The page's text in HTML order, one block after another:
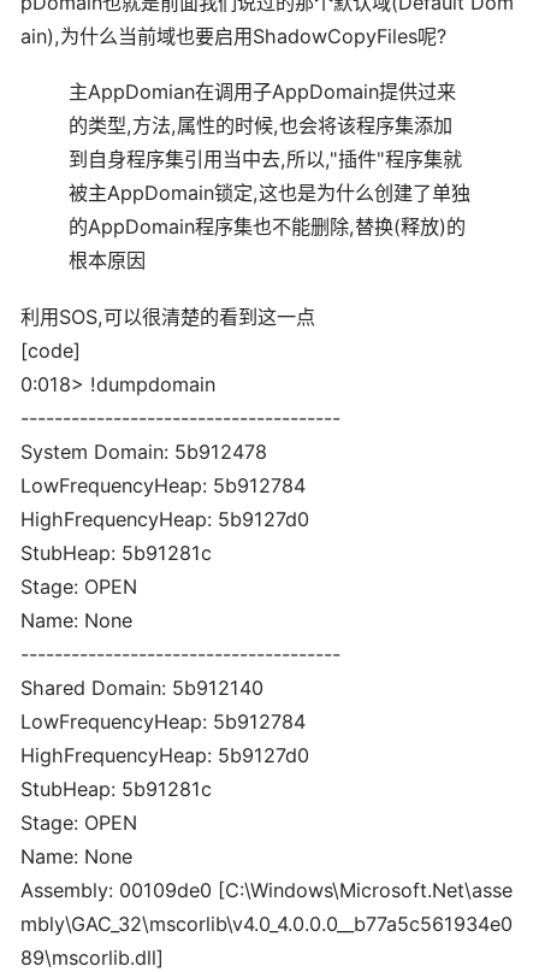
ain),为什么当前域也要启用ShadowCopyFiles呢?
主AppDomian在调用子AppDomain提供过来
的类型,方法,属性的时候,也会将该程序集添加
到自身程序集引用当中去,所以,"插件"程序集就
被主AppDomain锁定,这也是为什么创建了单独
的AppDomain程序集也不能删除,替换(释放)的
根本原因
利用SOS,可以很清楚的看到这一点
[code]
0:018> !dumpdomain
--------------------------------------
System Domain: 5b912478
LowFrequencyHeap: 5b912784
HighFrequencyHeap: 5b9127d0
StubHeap: 5b91281c
Stage: OPEN
Name: None
--------------------------------------
Shared Domain: 5b912140
LowFrequencyHeap: 5b912784
HighFrequencyHeap: 5b9127d0
StubHeap: 5b91281c
Stage: OPEN
Name: None
Assembly: 00109de0 [C:\Windows\Microsoft.Net\asse
mbly\GAC_32\mscorlib\v4.0_4.0.0.0__b77a5c561934e0
89\mscorlib.dll]